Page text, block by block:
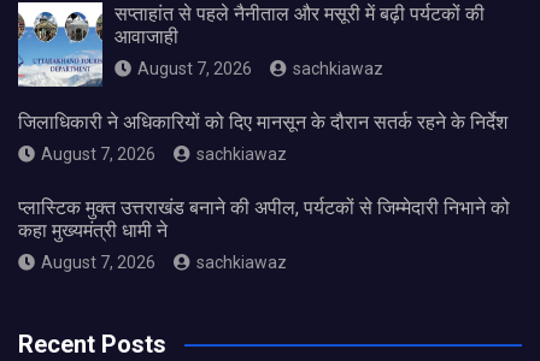
सप्ताहांत से पहले नैनीताल और मसूरी में बढ़ी पर्यटकों की
आवाजाही
August 7, 2026 sachkiawaz
जिलाधिकारी ने अधिकारियों को दिए मानसून के दौरान सतर्क रहने के निर्देश
August 7, 2026 sachkiawaz
प्लास्टिक मुक्त उत्तराखंड बनाने की अपील, पर्यटकों से जिम्मेदारी निभाने को
कहा मुख्यमंत्री धामी ने
August 7, 2026 sachkiawaz
Recent Posts